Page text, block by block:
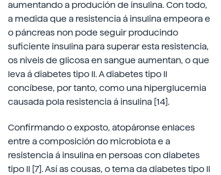
aumentando a produción de insulina. Con todo,
a medida que a resistencia á insulina empeora e
o páncreas non pode seguir producindo
suficiente insulina para superar esta resistencia,
os niveis de glicosa en sangue aumentan, o que
leva á diabetes tipo II. A diabetes tipo II
concíbese, por tanto, como una hiperglucemia
causada pola resistencia á insulina [14].
Confirmando o exposto, atopáronse enlaces
entre a composición do microbiota e a
resistencia á insulina en persoas con diabetes
tipo II [7]. Así as cousas, o tema da diabetes tipo II